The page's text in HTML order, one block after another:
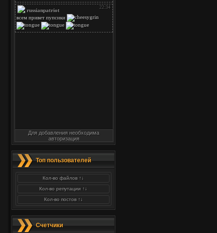
Для добавления необходима
авторизация
Топ пользователей
Кол-во файлов ↑↓
Кол-во репутации ↑↓
Кол-во постов ↑↓
Счетчики